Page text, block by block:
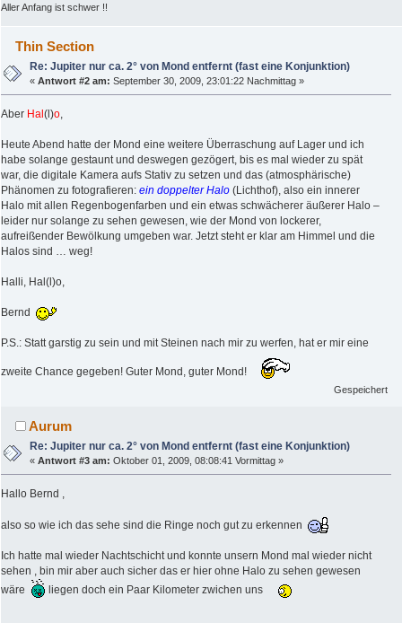
Aller Anfang ist schwer !!
Thin Section
Re: Jupiter nur ca. 2° von Mond entfernt (fast eine Konjunktion)
«Antwort #2 am: September 30, 2009, 23:01:22 Nachmittag »
Aber Hal(l)o
Heute Abend hatte der Mond eine weitere Überraschung auf Lager und ich
habe solange gestaunt und deswegen gezögert, bis es mal wieder zu spät
war, die digitale Kamera aufs Stativ zu setzen und das (atmosphärische)
Phänomen zu fotografieren: ein doppelter Halo (Lichthof), also ein innerer
Halo mit allen Regenbogenfarben und ein etwas schwächerer äußerer Halo –
leider nur solange zu sehen gewesen, wie der Mond von lockerer,
aufreißender Bewölkung umgeben war. Jetzt steht er klar am Himmel und die
Halos sind … weg!
Halli, Hal(l)o,
Bernd
P.S.: Statt garstig zu sein und mit Steinen nach mir zu werfen, hat er mir eine
zweite Chance gegeben! Guter Mond, guter Mond!
Gespeichert
Aurum
Re: Jupiter nur ca. 2° von Mond entfernt (fast eine Konjunktion)
«Antwort #3 am: Oktober 01, 2009, 08:08:41 Vormittag »
Hallo Bernd ,
also so wie ich das sehe sind die Ringe noch gut zu erkennen
Ich hatte mal wieder Nachtschicht und konnte unsern Mond mal wieder nicht
sehen , bin mir aber auch sicher das er hier ohne Halo zu sehen gewesen
wäre
liegen doch ein Paar Kilometer zwichen uns